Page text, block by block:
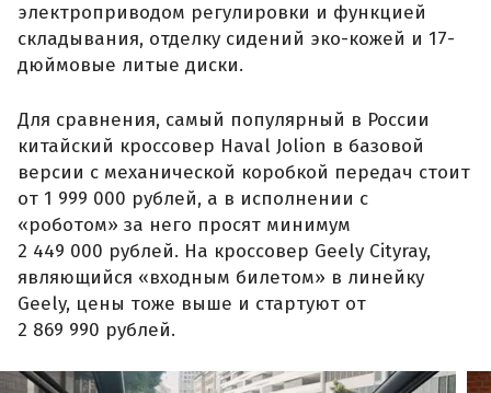
электроприводом регулировки и функцией
складывания, отделку сидений эко-кожей и 17-
дюймовые литые диски.
Для сравнения, самый популярный в России
китайский кроссовер Haval Jolion в базовой
версии с механической коробкой передач стоит
от 1 999 000 рублей, а в исполнении с
«роботом» за него просят минимум
2 449 000 рублей. На кроссовер Geely Cityray,
являющийся «входным билетом» в линейку
Geely, цены тоже выше и стартуют от
2 869 990 рублей.